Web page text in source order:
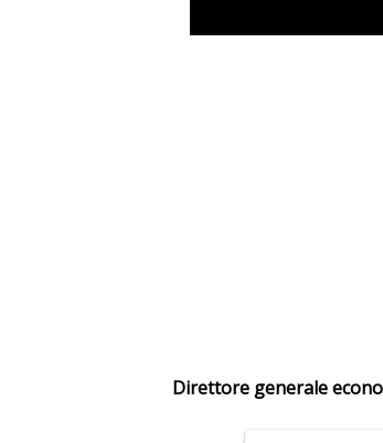
Direttore generale